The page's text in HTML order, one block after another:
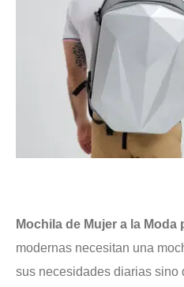
Mochila de Mujer a la Moda
modernas necesitan una
sus necesidades diarias sino